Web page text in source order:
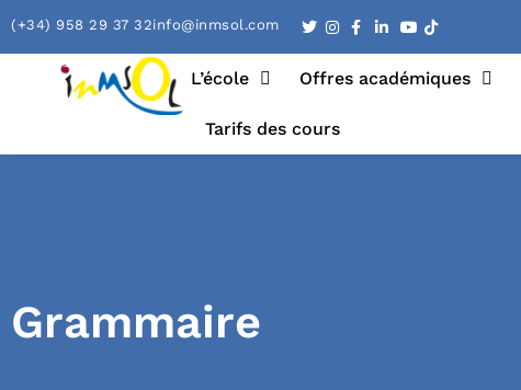
(+34) 958 29 37 32info@inmsol.com
L’école Offres académiques
Tarifs des cours
Grammaire